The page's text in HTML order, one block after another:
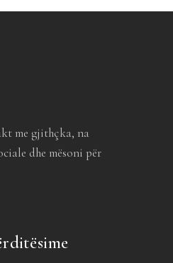
me gjithçka, na
dhe mësoni për